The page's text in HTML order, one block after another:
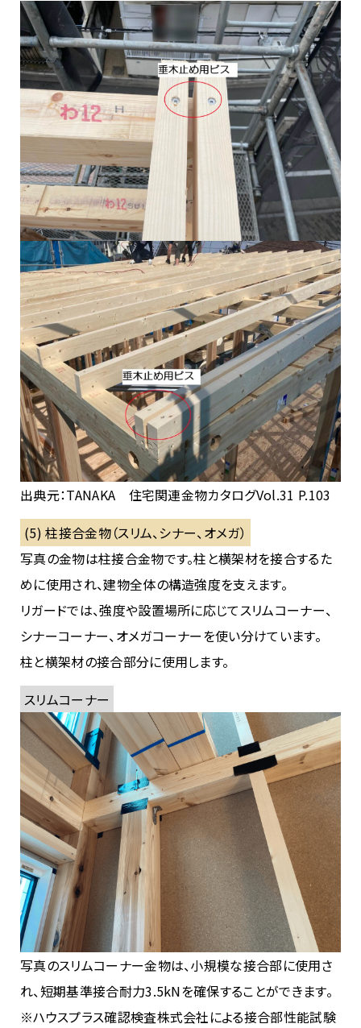
出典元：TANAKA 住宅関連金物カタログVol.31 P.103
(5) 柱接合金物（スリム、シナー、オメガ）
写真の金物は柱接合金物です。柱と横架材を接合するた
めに使用され、建物全体の構造強度を支えます。
リガードでは、強度や設置場所に応じてスリムコーナー、
シナーコーナー、オメガコーナーを使い分けています。
柱と横架材の接合部分に使用します。
スリムコーナー
写真のスリムコーナー金物は、小規模な接合部に使用さ
れ、短期基準接合耐力3.5kNを確保することができます。
※ハウスプラス確認検査株式会社による接合部性能試験